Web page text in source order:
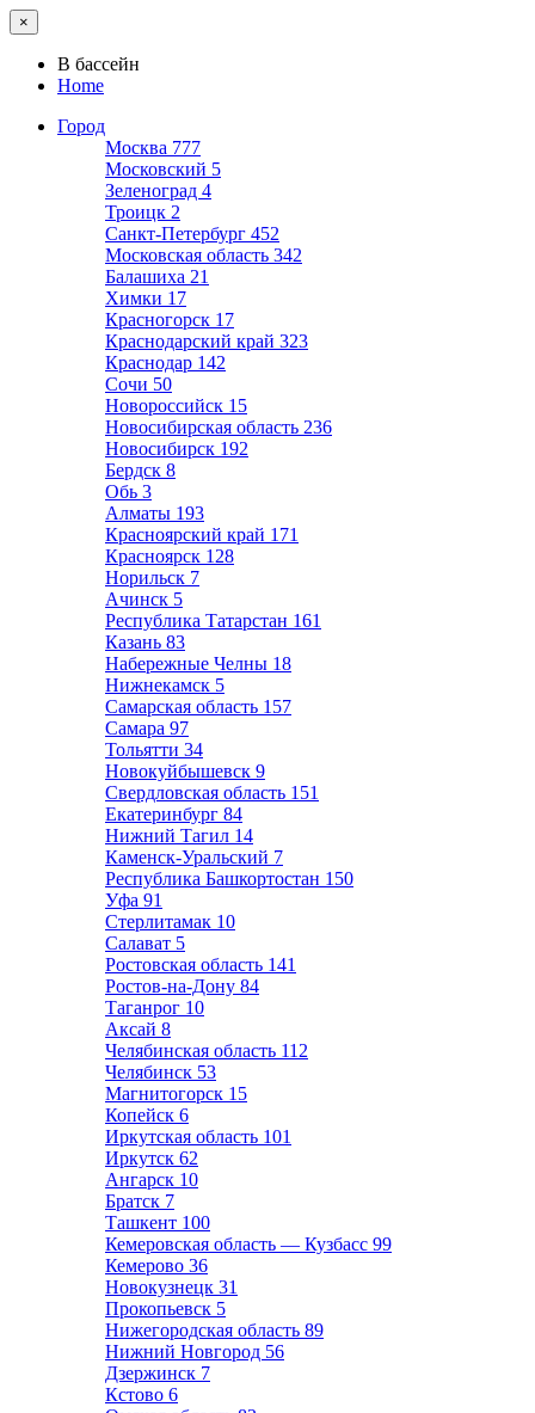
×
В бассейн
Home
Город
Москва 777
Московский 5
Зеленоград 4
Троицк 2
Санкт-Петербург 452
Московская область 342
Балашиха 21
Химки 17
Красногорск 17
Краснодарский край 323
Краснодар 142
Сочи 50
Новороссийск 15
Новосибирская область 236
Новосибирск 192
Бердск 8
Обь 3
Алматы 193
Красноярский край 171
Красноярск 128
Норильск 7
Ачинск 5
Республика Татарстан 161
Казань 83
Набережные Челны 18
Нижнекамск 5
Самарская область 157
Самара 97
Тольятти 34
Новокуйбышевск 9
Свердловская область 151
Екатеринбург 84
Нижний Тагил 14
Каменск-Уральский 7
Республика Башкортостан 150
Уфа 91
Стерлитамак 10
Салават 5
Ростовская область 141
Ростов-на-Дону 84
Таганрог 10
Аксай 8
Челябинская область 112
Челябинск 53
Магнитогорск 15
Копейск 6
Иркутская область 101
Иркутск 62
Ангарск 10
Братск 7
Ташкент 100
Кемеровская область — Кузбасс 99
Кемерово 36
Новокузнецк 31
Прокопьевск 5
Нижегородская область 89
Нижний Новгород 56
Дзержинск 7
Кстово 6